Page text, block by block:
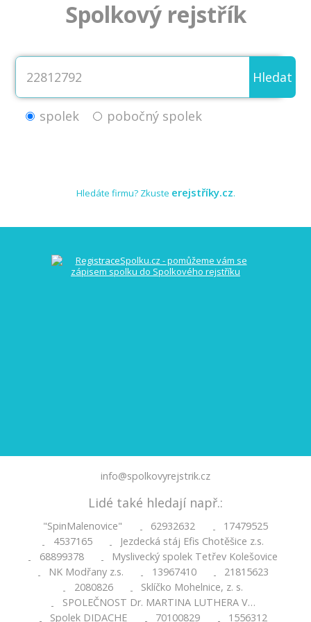
Spolkový rejstřík
Hledat
spolek pobočný spolek
Hledáte firmu? Zkuste erejstříky.cz.
info@spolkovyrejstrik.cz
Lidé také hledají např.:
"SpinMalenovice" - 62932632 -
17479525
-
4537165 -
Jezdecká stáj Efis Chotěšice z.s.
-
68899378 -
Myslivecký spolek Tetřev Kolešovice
-
NK Modřany z.s. - 13967410 -
21815623
-
2080826 -
Sklíčko Mohelnice, z. s.
-
SPOLEČNOST Dr. MARTINA LUTHERA V…
Spolek DIDACHE 70100829 1556312